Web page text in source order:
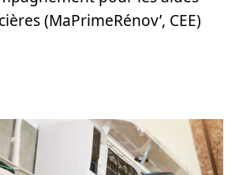
(MaPrimeRénov’, CEE)